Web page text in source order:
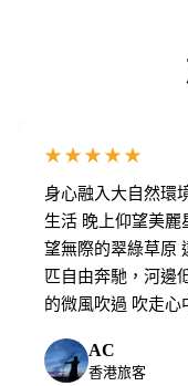
★★★★★
身心融入大自然環
生活 晚上仰望美麗
望無際的翠綠草原
匹自由奔馳，河邊
的微風吹過 吹走心
AC
香港旅客